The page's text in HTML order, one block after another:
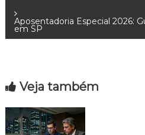
a
v
g
a
Aposentadoria Especial 2026:
em SP
Veja também